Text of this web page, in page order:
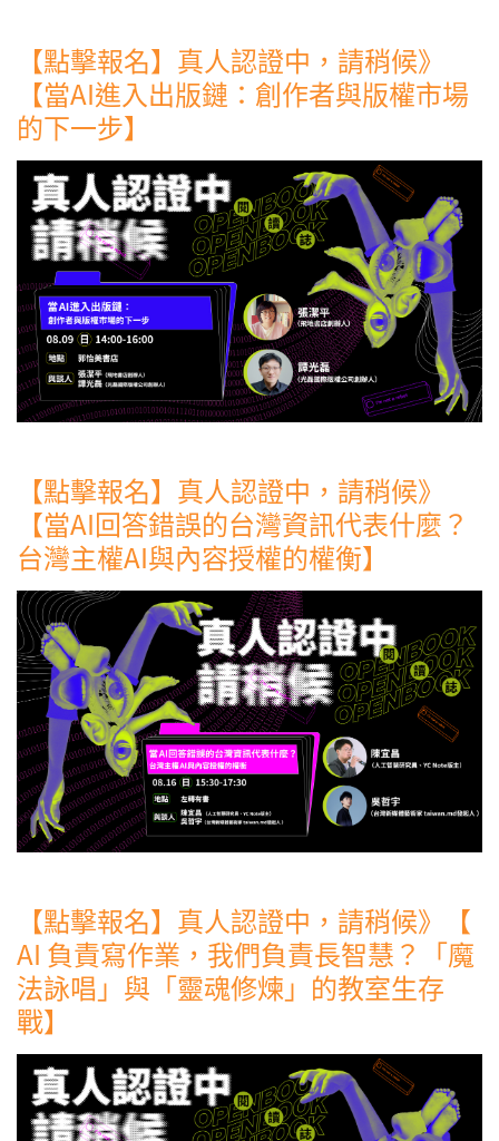
【點擊報名】真人認證中，請稍候》
【當AI進入出版鏈：創作者與版權市場
的下一步】
【點擊報名】真人認證中，請稍候》
【當AI回答錯誤的台灣資訊代表什麼？
台灣主權AI與內容授權的權衡】
【點擊報名】真人認證中，請稍候》【
AI 負責寫作業，我們負責長智慧？「魔
法詠唱」與「靈魂修煉」的教室生存
戰】